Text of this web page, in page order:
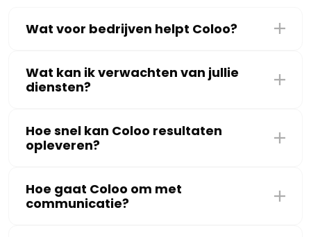
Wat voor bedrijven helpt Coloo?
Wat kan ik verwachten van jullie
diensten?
Hoe snel kan Coloo resultaten
opleveren?
Hoe gaat Coloo om met
communicatie?